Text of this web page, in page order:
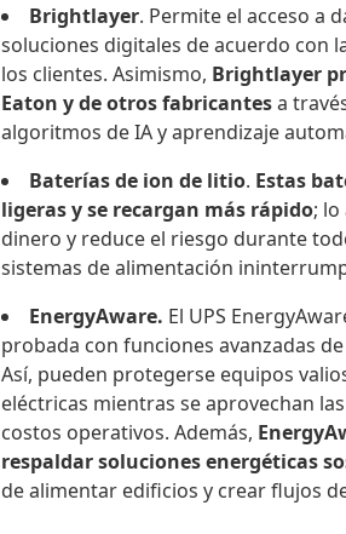
Brightlayer. Permite el acceso a
soluciones digitales de acuerdo con
los clientes. Asimismo, Brightlayer
Eaton y de otros fabricantesa
algoritmos de IA y aprendizaje
Baterías de ion de litio. Estas
ligeras y se recargan más rápido;
dinero y reduce el riesgo durante
sistemas de alimentación
EnergyAware. El UPS
probada con funciones avanzadas
Así, pueden protegerse equipos
eléctricas mientras se aprovechan
costos operativos. Además,
respaldar soluciones energéticas
de alimentar edificios y crear flujos